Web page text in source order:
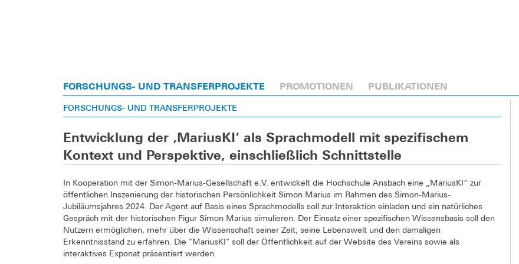
FORSCHUNGS- UND TRANSFERPROJEKTE PROMOTIONEN PUBLIKATIONEN
FORSCHUNGS- UND TRANSFERPROJEKTE
Entwicklung der ‚MariusKI‘ als Sprachmodell mit spezifischem
Kontext und Perspektive, einschließlich Schnittstelle
In Kooperation mit der Simon-Marius-Gesellschaft e.V. entwickelt die Hochschule Ansbach eine „MariusKI“ zur
öffentlichen Inszenierung der historischen Persönlichkeit Simon Marius im Rahmen des Simon-Marius-
Jubiläumsjahres 2024. Der Agent auf Basis eines Sprachmodells soll zur Interaktion einladen und ein natürliches
Gespräch mit der historischen Figur Simon Marius simulieren. Der Einsatz einer spezifischen Wissensbasis soll den
Nutzern ermöglichen, mehr über die Wissenschaft seiner Zeit, seine Lebenswelt und den damaligen
Erkenntnisstand zu erfahren. Die "MariusKI" soll der Öffentlichkeit auf der Website des Vereins sowie als
interaktives Exponat präsentiert werden.